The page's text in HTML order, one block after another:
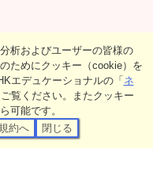
析およびユーザーの皆様の
ためにクッキー（cookie）を
エデュケーショナルの「ネ
覧ください。またクッキー
可能です。
約へ
閉じる